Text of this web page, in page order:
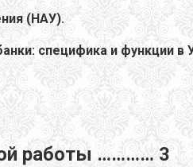
(НАУ).
и: специфика и функции в
работы ………… 3